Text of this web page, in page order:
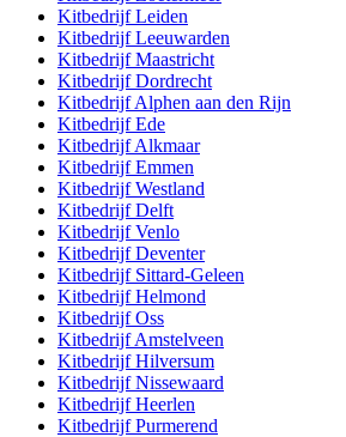
KitbedrijfLeiden
KitbedrijfLeeuwarden
KitbedrijfMaastricht
KitbedrijfDordrecht
KitbedrijfAlphen aan den Rijn
KitbedrijfEde
KitbedrijfAlkmaar
KitbedrijfEmmen
KitbedrijfWestland
KitbedrijfDelft
KitbedrijfVenlo
KitbedrijfDeventer
Kitbedrijf Sittard-Geleen
KitbedrijfHelmond
KitbedrijfOss
KitbedrijfAmstelveen
KitbedrijfHilversum
KitbedrijfNissewaard
KitbedrijfHeerlen
KitbedrijfPurmerend